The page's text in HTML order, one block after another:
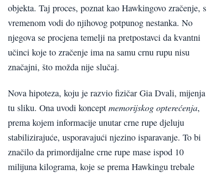
objekta. Taj proces, poznat kao Hawkingovo zračenje, s
vremenom vodi do njihovog potpunog nestanka. No
njegova se procjena temelji na pretpostavci da kvantni
učinci koje to zračenje ima na samu crnu rupu nisu
značajni, što možda nije slučaj.
Nova hipoteza, koju je razvio fizičar Gia Dvali, mijenja
tu sliku. Ona uvodi koncept memorijskog opterećenja,
prema kojem informacije unutar crne rupe djeluju
stabilizirajuće, usporavajući njezino isparavanje. To bi
značilo da primordijalne crne rupe mase ispod 10
milijuna kilograma, koje se prema Hawkingu trebale